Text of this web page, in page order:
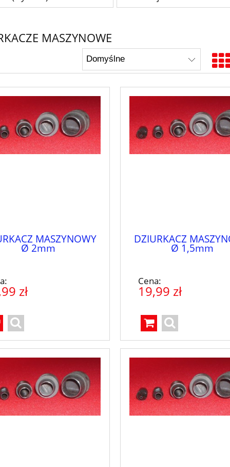
MASZYNOWE
MASZYNOWY
Ø 2mm
zł
DZIURKACZ
Ø 1,5mm
Cena:
19,99 zł
PASY INDIANA -
ciemny
52,99 zł